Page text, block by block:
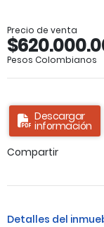
Precio de venta
Pesos Colombianos
Descargar
información
Compartir
Detalles del